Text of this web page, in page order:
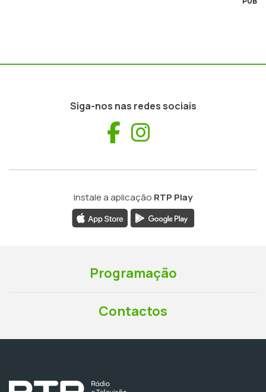
Siga-nos nas redes sociais
Facebook
Instale a aplicação RTP Play
Programação
Contactos